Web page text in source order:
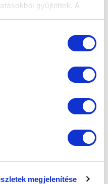
gyűjtöttek. A
Ön hozzájárul a
megjelenítése
ESTIG
a kék-fehérek